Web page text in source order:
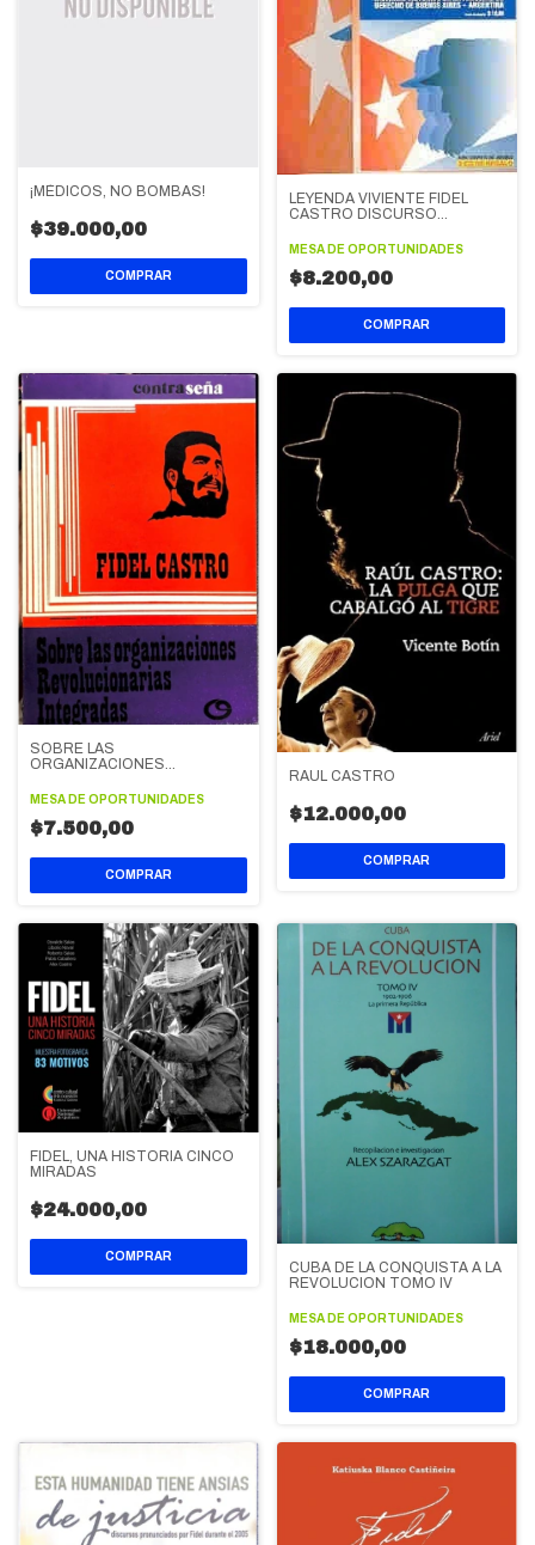
¡MÉDICOS, NO BOMBAS!
$39.000,00
LEYENDA VIVIENTE FIDEL
CASTRO DISCURSO
MESA DE OPORTUNIDADES
$8.200,00
SOBRE LAS
ORGANIZACIONES
INTEGRADAS
MESA DE OPORTUNIDADES
$7.500,00
RAUL CASTRO
$12.000,00
FIDEL, UNA HISTORIA CINCO
MIRADAS
$24.000,00
CUBA DE LA CONQUISTA A LA
REVOLUCION TOMO IV
MESA DE OPORTUNIDADES
$18.000,00